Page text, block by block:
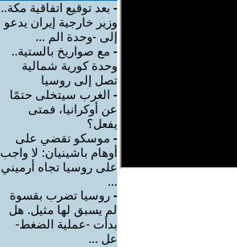
- بعد توقيع اتفاقية مكة..
وزير خارجية إيران يدعو
إلى -وحدة الم ...
- مع صواريخ بالستية..
وحدة كورية شمالية
تصل إلى روسيا
- الغرب سيتخلى حتمًا
عن أوكرانيا، فمتى
يفعل؟
- موسكو تقضي على
أوهام باشينيان: لا واجب
على روسيا تجاه أرميني
...
- روسيا تضرب بقسوة
لم يسبق لها مثيل. هل
بدأت -عملية الضغط-
عل ...